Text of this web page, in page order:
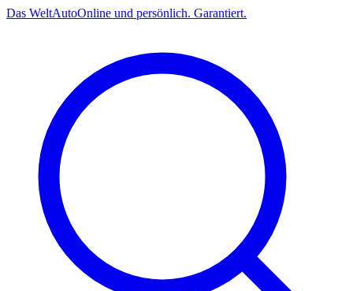
Das WeltAutoOnline und persönlich. Garantiert.